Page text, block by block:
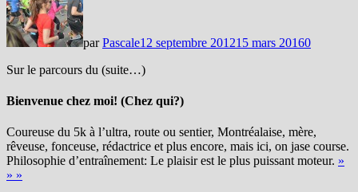
parPascale12 septembre 201215 mars 20160
Sur le parcours du (suite…)
Bienvenue chez moi! (Chez qui?)
Coureuse du 5k à l’ultra, route ou sentier, Montréalaise, mère,
rêveuse, fonceuse, rédactrice et plus encore, mais ici, on jase course.
Philosophie d’entraînement: Le plaisir est le plus puissant moteur. »
» »